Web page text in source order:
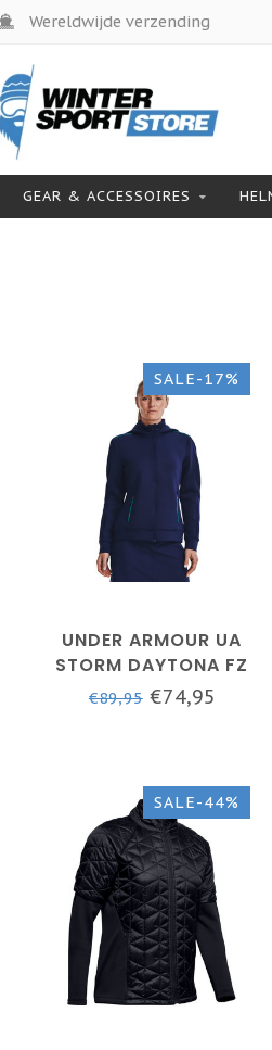
Wereldwijde verzending
GEAR & ACCESSOIRES
SALE-17%
UNDER ARMOUR UA
STORM DAYTONA FZ
HD-MIDNIGHT NAVY /
NEPTUNE / METALLIC
€89,95€74,95
SALE-44%